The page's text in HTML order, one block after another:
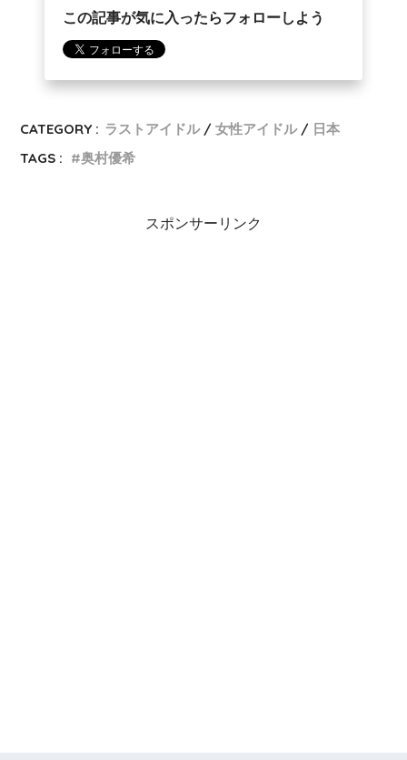
この記事が気に入ったらフォローしよう
CATEGORY : ラストアイドル 女性アイドル
日本
TAGS :
奥村優希
スポンサーリンク